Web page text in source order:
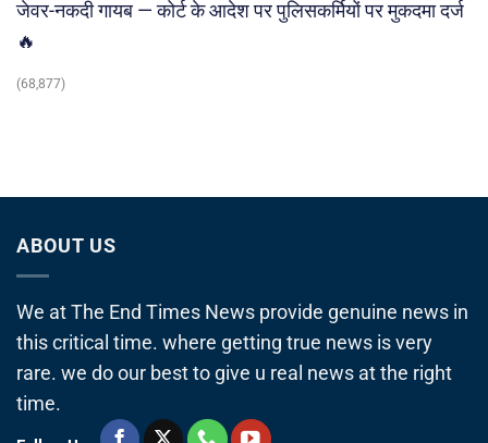
जेवर-नकदी गायब — कोर्ट के आदेश पर पुलिसकर्मियों पर मुकदमा दर्ज
🔥
(68,877)
ABOUT US
We at The End Times News provide genuine news in
this critical time. where getting true news is very
rare. we do our best to give u real news at the right
time.